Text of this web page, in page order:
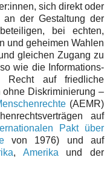
sich direkt oder
an der Gestaltung der
bei echten,
und geheimen Wahlen
gleichen Zugang zu
wie die Informations-
Recht auf friedliche
ohne Diskriminierung –
(AEMR)
auf
Pakt über
von 1976) und auf
, Amerika und der